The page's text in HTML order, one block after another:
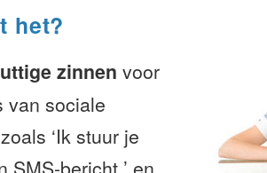
het?
zinnen voor
van sociale
‘Ik stuur je
SMS-bericht ’ en